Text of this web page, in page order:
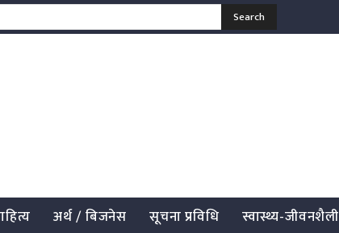
Search
अर्थ / बिजनेस सूचना प्रविधि स्वास्थ्य-जीवनशैली